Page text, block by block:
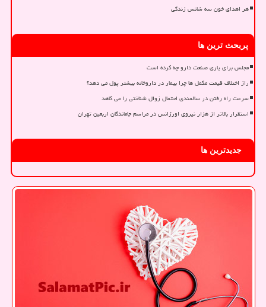
هر اهدای خون سه شانس زندگی
پربحث ترین ها
مجلس برای یاری صنعت دارو چه کرده است
راز اختلاف قیمت مکمل ها چرا بیمار در داروخانه بیشتر پول می دهد؟
سرعت راه رفتن در سالمندی احتمال زوال شناختی را می کاهد
استقرار بالاتر از هزار نیروی اورژانس در مراسم جاماندگان اربعین تهران
جدیدترین ها